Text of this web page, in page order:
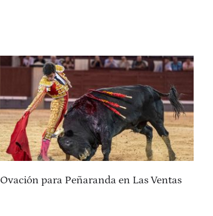
Ovación para Peñaranda en Las Ventas